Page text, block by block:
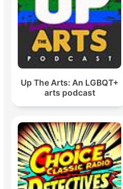
Up The Arts: An LGBQT+
arts podcast